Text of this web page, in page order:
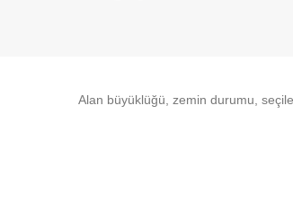
Alan büyüklüğü, zemin durumu,